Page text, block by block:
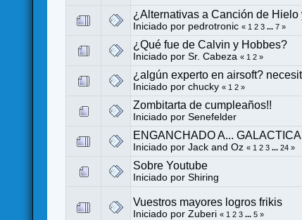
¿Alternativas a Canción de Hielo
Iniciado por pedrotronic « 1 2 3 ...7 »
¿Qué fue de Calvin y Hobbes?
Iniciado porSr. Cabeza « 1 2 »
¿algún experto en airsoft?
Iniciado porchucky « 1 2 »
Zombitarta de cumpleaños!!
Iniciado porSenefelder
ENGANCHADO A...
Iniciado porJack and Oz « 1 2 3 ...24 »
Sobre Youtube
Iniciado porShiring
Vuestros mayores logros frikis
Iniciado por Zuberi« 1 2 3 ...5 »